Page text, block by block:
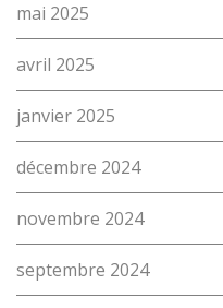
mai 2025
avril 2025
janvier 2025
décembre 2024
novembre 2024
septembre 2024